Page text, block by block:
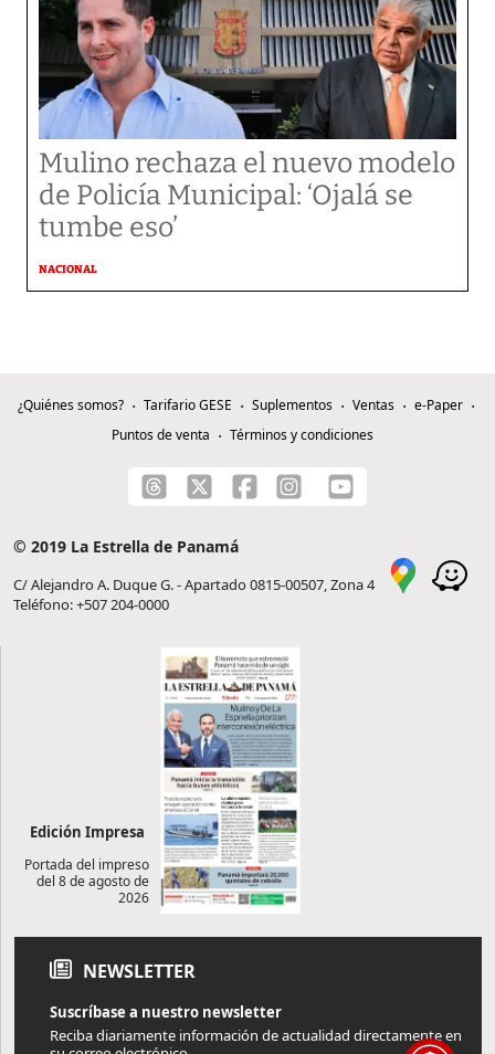
Mulino rechaza el nuevo modelo
de Policía Municipal: ‘Ojalá se
tumbe eso’
NACIONAL
¿Quiénes somos? Tarifario GESE Suplementos Ventas
e-Paper
Puntos de venta
Términos y condiciones
© 2019 La Estrella de Panamá
C/ Alejandro A. Duque G. - Apartado 0815-00507, Zona 4
Teléfono: +507 204-0000
Edición Impresa
Portada del impreso
del 8 de agosto de
2026
NEWSLETTER
Suscríbase a nuestro newsletter
Reciba diariamente información de actualidad directamente en